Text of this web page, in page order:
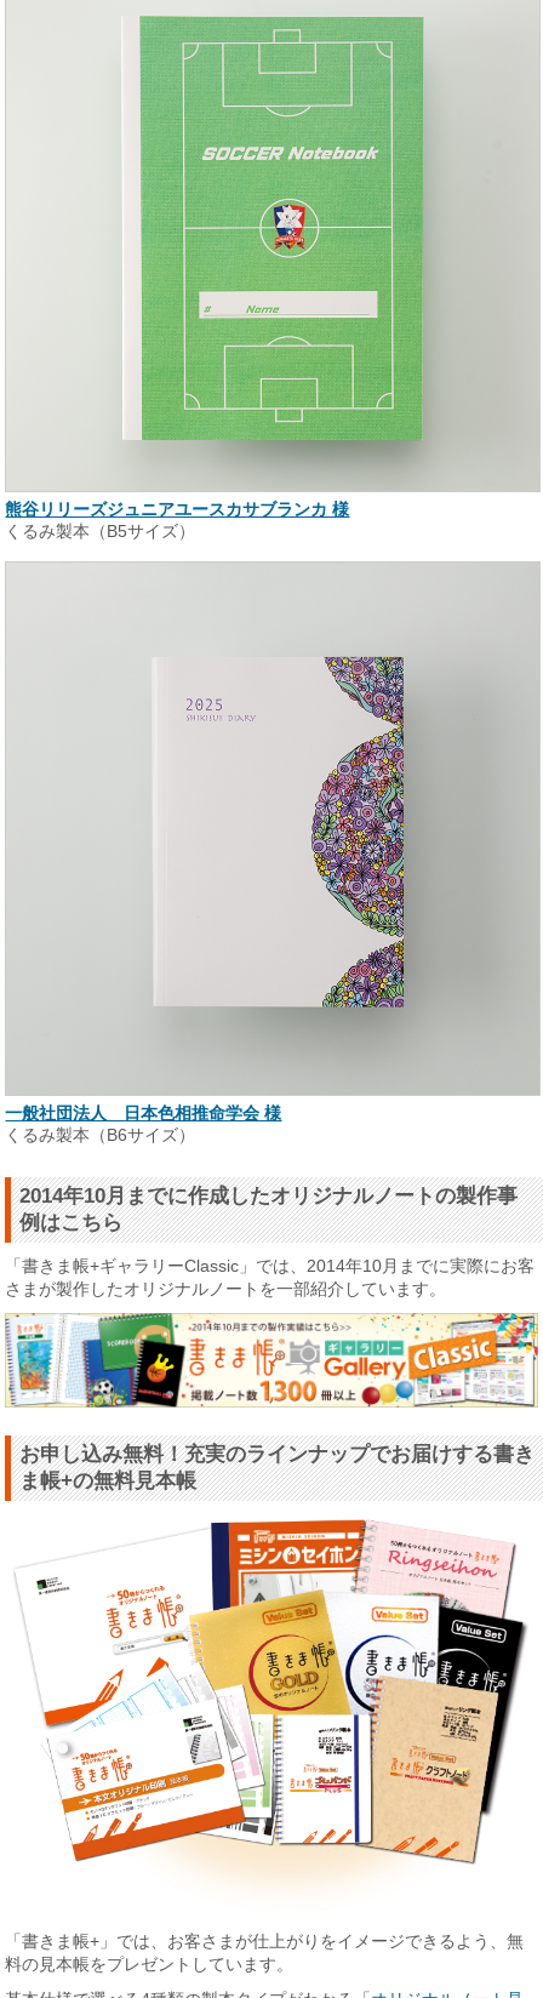
熊谷リリーズジュニアユースカサブランカ 様
くるみ製本（B5サイズ）
一般社団法人 日本色相推命学会 様
くるみ製本（B6サイズ）
2014年10月までに作成したオリジナルノートの製作事
例はこちら
「書きま帳+ギャラリーClassic」では、2014年10月までに実際にお客
さまが製作したオリジナルノートを一部紹介しています。
お申し込み無料！充実のラインナップでお届けする書き
ま帳+の無料見本帳
「書きま帳+」では、お客さまが仕上がりをイメージできるよう、無
料の見本帳をプレゼントしています。